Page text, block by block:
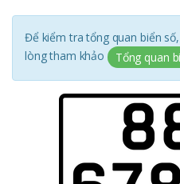
Để kiểm tra tổng quan biển
lòng tham khảo
Tổng quan